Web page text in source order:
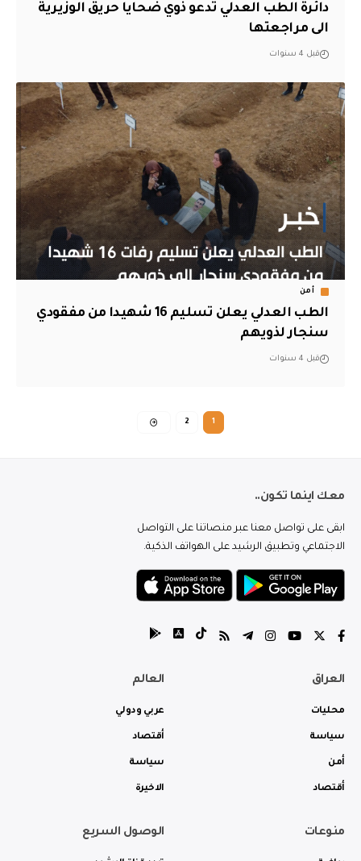
دائرة الطب العدلي تدعو ذوي ضحايا حريق الوزيرية
الى مراجعتها
قبل 4 سنوات
أمن
الطب العدلي يعلن تسليم 16 شهيدا من مفقودي
سنجار لذويهم
قبل 4 سنوات
1
2
معك اينما تكون..
ابقى على تواصل معنا عبر منصاتنا على التواصل
الاجتماعي وتطبيق الرشيد على الهواتف الذكية.
العراق
محليات
سياسة
أمن
أقتصاد
العالم
عربي ودولي
أقتصاد
سياسة
الاخيرة
منوعات الوصول السريع